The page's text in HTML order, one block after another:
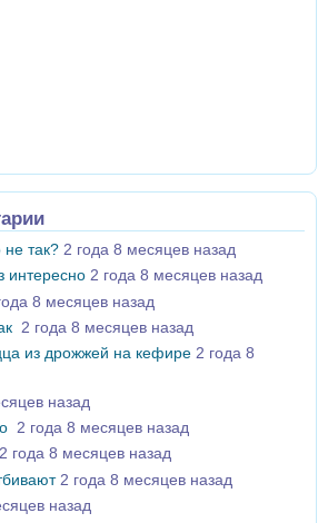
не так? 2 года 8 месяцев назад
интересно 2 года 8 месяцев назад
8 месяцев назад
2 года 8 месяцев назад
из дрожжей на кефире 2 года 8
назад
2 года 8 месяцев назад
2 года 8 месяцев назад
2 года 8 месяцев назад
назад